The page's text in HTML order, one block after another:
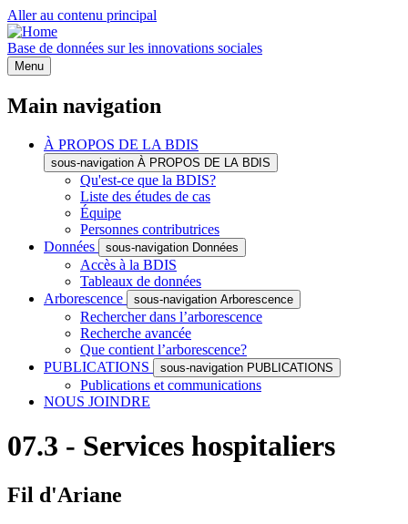
Aller au contenu principal
Base de données sur les innovations sociales
Menu
Main navigation
À PROPOS DE LA BDIS
sous-navigation À PROPOS DE LA BDIS
Qu'est-ce que la BDIS?
Liste des études de cas
Équipe
Personnes contributrices
Données
sous-navigation Données
Accès à la BDIS
Tableaux de données
Arborescence
sous-navigation Arborescence
Rechercher dans l’arborescence
Recherche avancée
Que contient l’arborescence?
PUBLICATIONS
sous-navigation PUBLICATIONS
Publications et communications
NOUS JOINDRE
07.3 - Services hospitaliers
Fil d'Ariane